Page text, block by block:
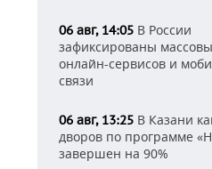
06 авг, 14:05 В России
зафиксированы
онлайн-сервисов и
связи
06 авг, 13:25 В Казани
дворов по программе
завершен на 90%